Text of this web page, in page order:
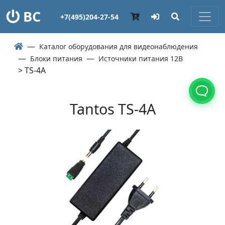
ВС +7(495)204-27-54
Каталог оборудования для видеонаблюдения
Блоки питания
Источники питания 12В
> TS-4A
Tantos TS-4A